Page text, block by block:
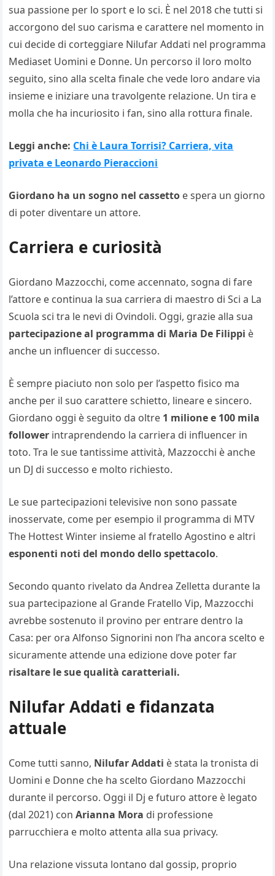
sua passione per lo sport e lo sci. È nel 2018 che tutti si
accorgono del suo carisma e carattere nel momento in
cui decide di corteggiare Nilufar Addati nel programma
Mediaset Uomini e Donne. Un percorso il loro molto
seguito, sino alla scelta finale che vede loro andare via
insieme e iniziare una travolgente relazione. Un tira e
molla che ha incuriosito i fan, sino alla rottura finale.
Leggi anche: Chi è Laura Torrisi? Carriera, vita
privata e Leonardo Pieraccioni
Giordano ha un sogno nel cassetto e spera un giorno
di poter diventare un attore.
Carriera e curiosità
Giordano Mazzocchi, come accennato, sogna di fare
l’attore e continua la sua carriera di maestro di Sci a La
Scuola sci tra le nevi di Ovindoli. Oggi, grazie alla sua
partecipazione al programma di Maria De Filippi è
anche un influencer di successo.
È sempre piaciuto non solo per l’aspetto fisico ma
anche per il suo carattere schietto, lineare e sincero.
Giordano oggi è seguito da oltre 1 milione e 100 mila
follower intraprendendo la carriera di influencer in
toto. Tra le sue tantissime attività, Mazzocchi è anche
un DJ di successo e molto richiesto.
Le sue partecipazioni televisive non sono passate
inosservate, come per esempio il programma di MTV
The Hottest Winter insieme al fratello Agostino e altri
esponenti noti del mondo dello spettacolo.
Secondo quanto rivelato da Andrea Zelletta durante la
sua partecipazione al Grande Fratello Vip, Mazzocchi
avrebbe sostenuto il provino per entrare dentro la
Casa: per ora Alfonso Signorini non l’ha ancora scelto e
sicuramente attende una edizione dove poter far
risaltare le sue qualità caratteriali.
Nilufar Addati e fidanzata
attuale
Come tutti sanno, Nilufar Addati è stata la tronista di
Uomini e Donne che ha scelto Giordano Mazzocchi
durante il percorso. Oggi il Dj e futuro attore è legato
(dal 2021) conArianna Mora di professione
parrucchiera e molto attenta alla sua privacy.
Una relazione vissuta lontano dal gossip, proprio